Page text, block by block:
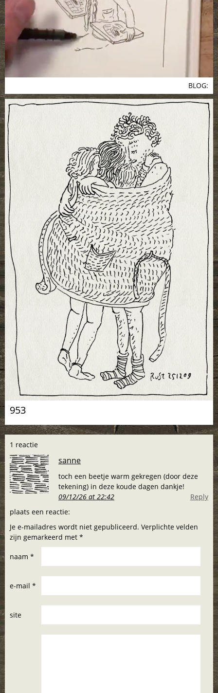
BLOG:
953
1 reactie
sanne
toch een beetje warm gekregen (door deze
tekening) in deze koude dagen dankje!
Reply
09/12/26 at 22:42
plaats een reactie:
Je e-mailadres wordt niet gepubliceerd. Verplichte velden
zijn gemarkeerd met *
naam *
e-mail *
site